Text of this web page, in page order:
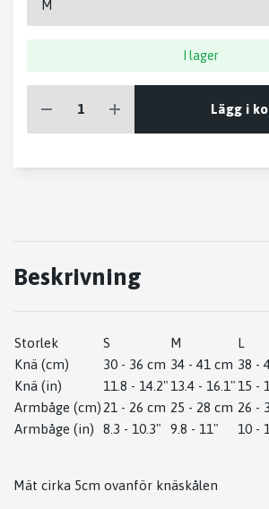
I lager
Lägg i
Beskrivning
Storlek S M
L
Knä (cm)
30 - 36 cm 34 - 41 cm 38 -
Knä (in)
11.8 - 14.2"13.4 - 16.1"15 -
Armbåge (cm) 21 - 26 cm 25 - 28 cm 26 -
Armbåge (in)
8.3 - 10.3" 9.8 - 11" 10 -
Mät cirka 5cm ovanför knäskålen